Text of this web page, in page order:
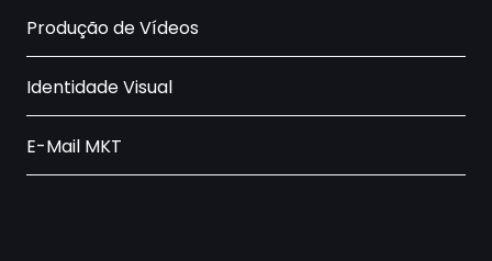
Produção de Vídeos
Identidade Visual
E-Mail MKT